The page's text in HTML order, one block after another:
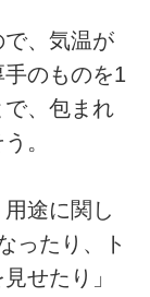
、気温が
のものを1
、包まれ
。
途に関し
ったり、ト
せたり」